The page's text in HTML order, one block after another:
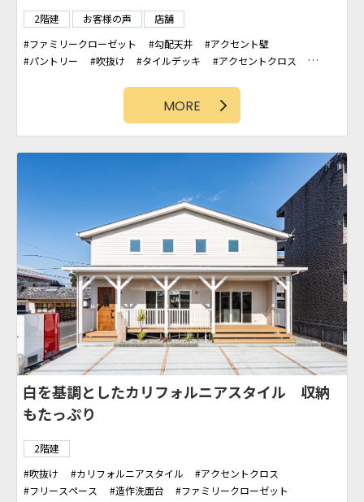
2階建 お客様の声
店舗
ファミリークローゼット
勾配天井
アクセント壁
パントリー
吹抜け タイルデッキ
アクセントクロス
MORE
白を基調としたカリフォルニアスタイル 収納
もたっぷり
2階建
吹抜け
カリフォルニアスタイル
アクセントクロス
フリースペース
造作洗面台
ファミリークローゼット